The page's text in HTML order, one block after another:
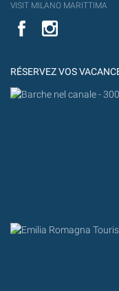
YouT
VISIT MILANO MARITTIMA
Flick
VISIT
MILANO
YouTube
RÉSERVEZ VOS